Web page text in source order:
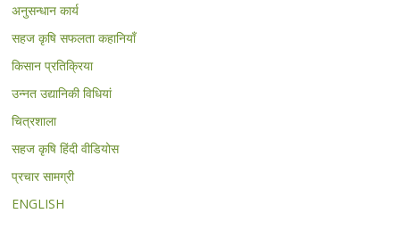
अनुसन्धान कार्य
सहज कृषि सफलता कहानियाँ
किसान प्रतिक्रिया
उन्नत उद्यानिकी विधियां
चित्रशाला
सहज कृषि हिंदी वीडियोस
प्रचार सामग्री
ENGLISH